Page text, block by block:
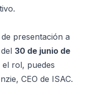
presentación a
30 de junio de
el rol, puedes
CEO de ISAC.